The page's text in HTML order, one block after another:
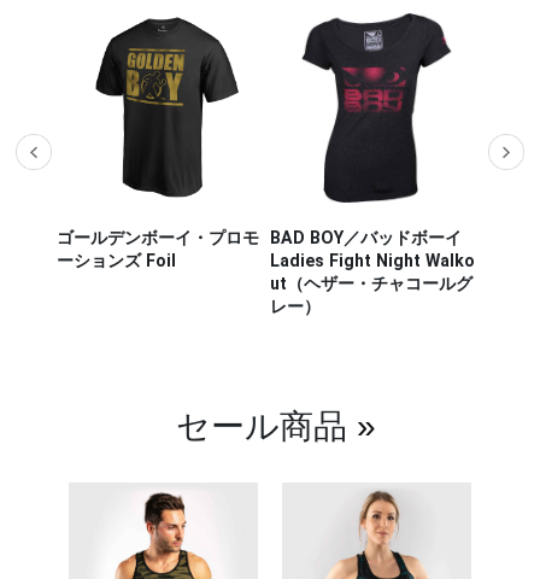
ゴールデンボーイ・プロモ
ーションズ Foil
BAD BOY／バッドボーイ
Ladies Fight Night Walko
ut（ヘザー・チャコールグ
レー）
セール商品 »